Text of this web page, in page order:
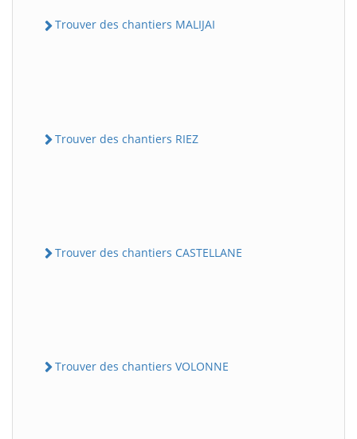
Trouver des chantiers MALIJAI
Trouver des chantiers RIEZ
Trouver des chantiers CASTELLANE
Trouver des chantiers VOLONNE